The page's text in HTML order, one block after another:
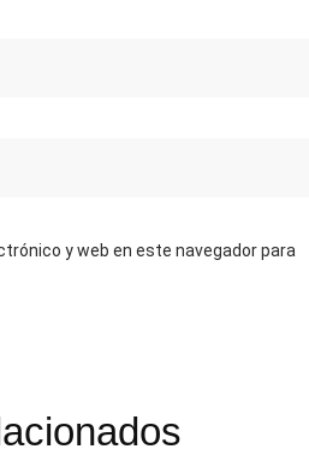
y web en este navegador para